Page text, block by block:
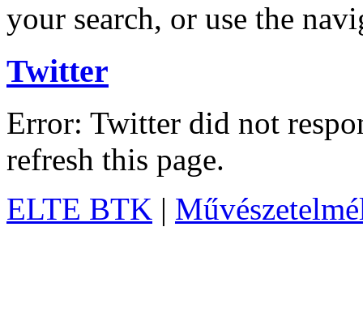
your search, or use the
Twitter
Error: Twitter did not
refresh this page.
ELTE BTK |